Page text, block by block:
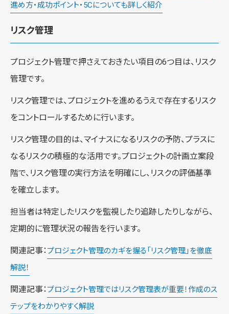
進め方・成功ポイント・5Cについても詳しく紹介
リスク管理
プロジェクト管理で押さえておきたい項目の6つ目は、リスク
管理です。
リスク管理では、プロジェクトを進めるうえで存在するリスク
をコントロールするために行います。
リスク管理の目的は、マイナスになるリスクの予防、プラスに
なるリスクの積極的な活用です。プロジェクトの計画立案段
階で、リスク管理の実行方法を明確にし、リスクの評価基準
を確立します。
担当者は特定したリスクを監視したり追跡したりしながら、
定期的に管理状況の報告を行います。
関連記事：プロジェクト管理のカギを握る「リスク管理」を徹底
解説！
関連記事：プロジェクト管理ではリスク管理表が重要！作成のス
テップをわかりやすく解説